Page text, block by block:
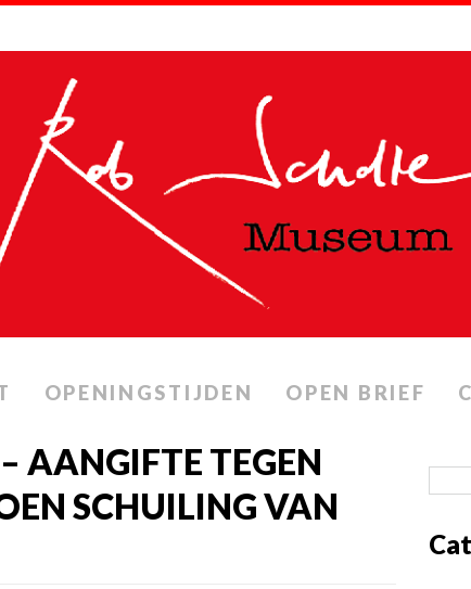
OPENINGSTIJDEN OPEN BRIEF
AANGIFTE TEGEN
SCHUILING VAN